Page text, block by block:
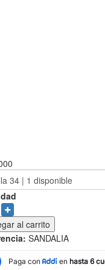
al carrito
SANDALIA